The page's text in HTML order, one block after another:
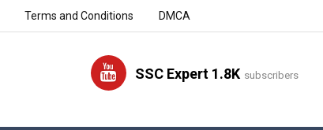
Terms and Conditions DMCA
SSC Expert 1.8K subscribers